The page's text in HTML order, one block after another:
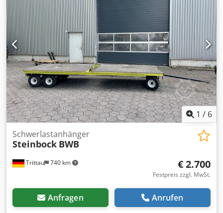
Lenkeinschlagbegrenzung - robust, geringer
Wartungsaufwand - umsteckbare Deichsel - 30mm
impregnierte Holzauflage. - Durchmesser Kupplungsauge
40mm - Reifenabmessungen ca. 425 x 260 mm Cjdpfew I
Hqwjx Acysha
1 / 6
Trittau 740 km
Schwerlastanhänger
Steinbock BWB
€ 2.700
Festpreis zzgl. MwSt.
Anfragen Anrufen